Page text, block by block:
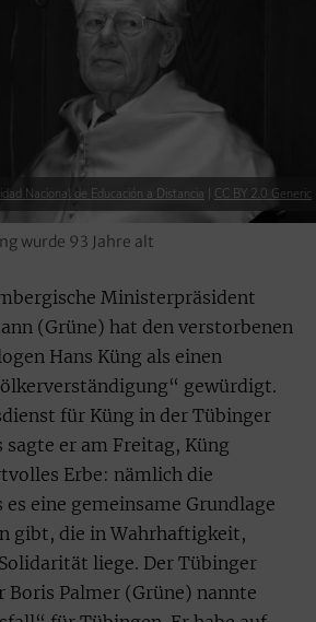
Nacional de Educación a Distancia CC BY 2.0 Generic
wurde 93 Jahre alt
Ministerpräsident
(Grüne) hat den verstorbenen
Hans Küng als einen
gewürdigt.
für Küng in der Tübinger
sagte er am Freitag, Küng
Erbe: nämlich die
es eine gemeinsame Grundlage
gibt, die in Wahrhaftigkeit,
liege. Der Tübinger
Boris Palmer (Grüne) nannte